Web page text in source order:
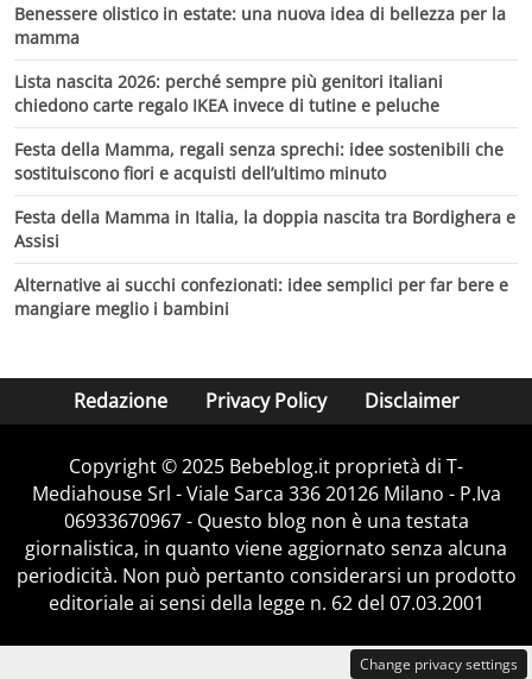
Benessere olistico in estate: una nuova idea di bellezza per la
mamma
Lista nascita 2026: perché sempre più genitori italiani
chiedono carte regalo IKEA invece di tutine e peluche
Festa della Mamma, regali senza sprechi: idee sostenibili che
sostituiscono fiori e acquisti dell’ultimo minuto
Festa della Mamma in Italia, la doppia nascita tra Bordighera e
Assisi
Alternative ai succhi confezionati: idee semplici per far bere e
mangiare meglio i bambini
Redazione Privacy Policy Disclaimer
Copyright © 2025 Bebeblog.it proprietà di T-
Mediahouse Srl - Viale Sarca 336 20126 Milano - P.Iva
06933670967 - Questo blog non è una testata
giornalistica, in quanto viene aggiornato senza alcuna
periodicità. Non può pertanto considerarsi un prodotto
editoriale ai sensi della legge n. 62 del 07.03.2001
Change privacy settings